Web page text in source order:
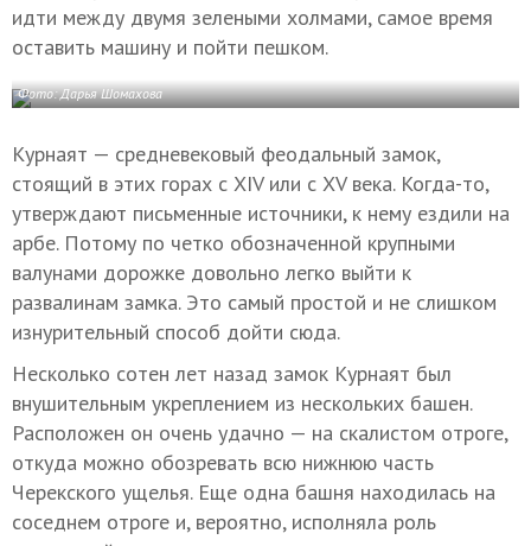
идти между двумя зелеными холмами, самое время
оставить машину и пойти пешком.
Фото: Дарья Шомахова
Курнаят — средневековый феодальный замок,
стоящий в этих горах с XIV или с XV века. Когда-то,
утверждают письменные источники, к нему ездили на
арбе. Потому по четко обозначенной крупными
валунами дорожке довольно легко выйти к
развалинам замка. Это самый простой и не слишком
изнурительный способ дойти сюда.
Несколько сотен лет назад замок Курнаят был
внушительным укреплением из нескольких башен.
Расположен он очень удачно — на скалистом отроге,
откуда можно обозревать всю нижнюю часть
Черекского ущелья. Еще одна башня находилась на
соседнем отроге и, вероятно, исполняла роль